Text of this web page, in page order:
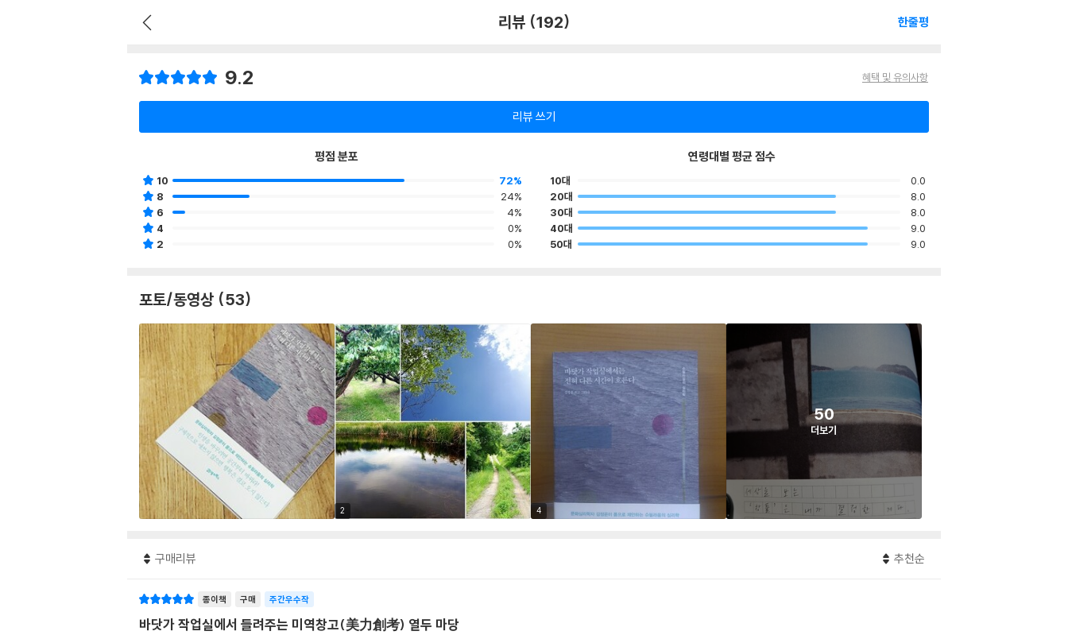
리뷰 (192) 한줄평
9.2 혜택 및 유의사항
리뷰 쓰기
평점 분포
10
72%
8
24%
6
4%
4
0%
2
0%
연령대별 평균 점수
10대
0.0
20대
8.0
30대
8.0
40대
9.0
50대
9.0
포토/동영상 (53)
2 4
50
더보기
구매리뷰 추천순
종이책 구매 주간우수작
바닷가 작업실에서 들려주는 미역창고(美力創考) 열두 마당